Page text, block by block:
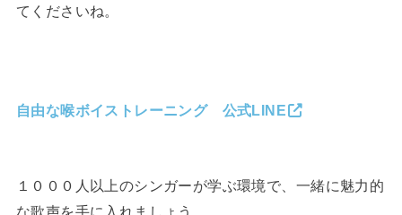
てくださいね。
自由な喉ボイストレーニング 公式LINE
１０００人以上のシンガーが学ぶ環境で、一緒に魅力的
な歌声を手に入れましょう。